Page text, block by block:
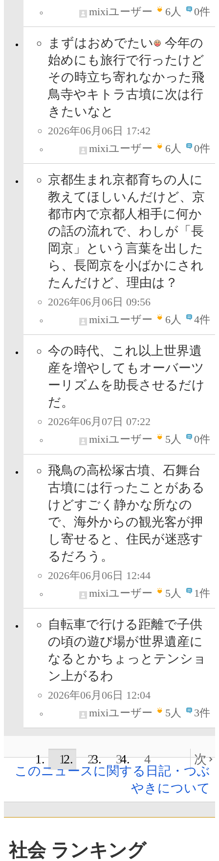
mixiユーザー
6人 0件
まずはおめでたい
今年の
始めにも旅行で行ったけど
その時立ち寄れなかった飛
鳥寺やキトラ古墳に次は行
きたいなと
2026年06月06日 17:42
mixiユーザー
6人 0件
京都生まれ京都育ちの人に
教えてほしいんだけど、京
都市内で京都人相手に何か
の話の流れで、わしが「長
岡京」という言葉を出した
ら、長岡京を小ばかにされ
たんだけど、理由は？
2026年06月06日 09:56
mixiユーザー
6人 4件
今の時代、これ以上世界遺
産を増やしてもオーバーツ
ーリズムを助長させるだけ
だ。
2026年06月07日 07:22
mixiユーザー
5人 0件
飛鳥の高松塚古墳、石舞台
古墳には行ったことがある
けどすごく静かな所なの
で、海外からの観光客が押
し寄せると、住民が迷惑す
るだろう。
2026年06月06日 12:44
mixiユーザー
5人 1件
自転車で行ける距離で子供
の頃の遊び場が世界遺産に
なるとかちょっとテンショ
ン上がるわ
2026年06月06日 12:04
mixiユーザー
5人 3件
1 2 3 4
次
このニュースに関する日記・つぶ
やきについて
社会 ランキング